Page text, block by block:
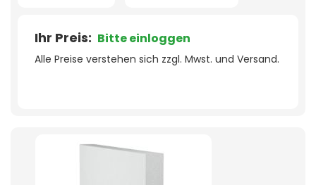
Ihr Preis: Bitte einloggen
Alle Preise verstehen sich zzgl. Mwst. und Versand.